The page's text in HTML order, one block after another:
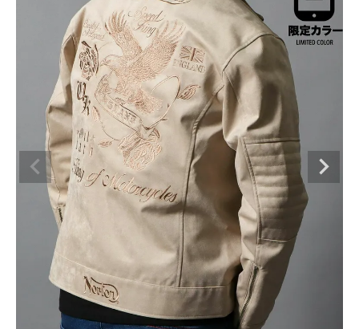
ブランドメニュー
カテゴリー
スタイリング
ニュース・特集
お問い合わせ